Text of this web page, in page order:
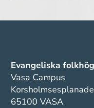
Evangeliska
Vasa Campus
65100 VASA